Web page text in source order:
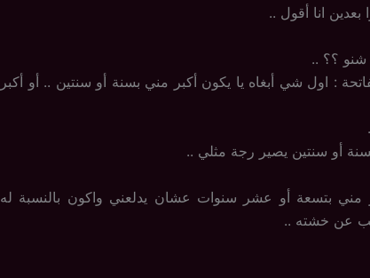
انا أقول ..
شنو ؟؟ ..
: اول شي أبغاه يا يكون أكبر مني بسنة أو سنتين .. أو أكبر
أو سنتين يصير رجة مثلي ..
بتسعة أو عشر سنوات عشان يدلعني واكون بالنسبة له
عن خشته ..